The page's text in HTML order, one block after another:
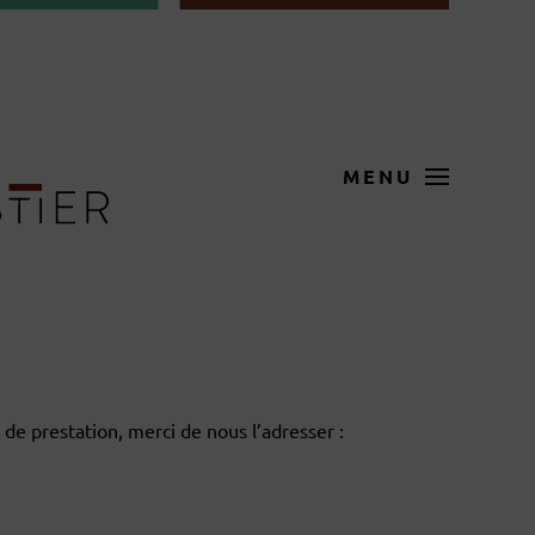
MENU
prestation, merci de nous l’adresser :